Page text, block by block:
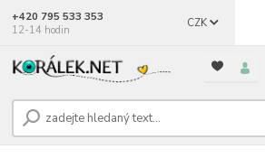
CZK
+420 795 533 353
12-14 hodin